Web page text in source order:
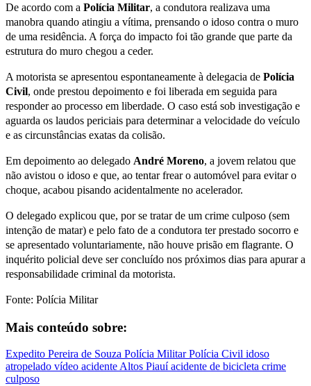
De acordo com a Polícia Militar, a condutora realizava uma
manobra quando atingiu a vítima, prensando o idoso contra o muro
de uma residência. A força do impacto foi tão grande que parte da
estrutura do muro chegou a ceder.
A motorista se apresentou espontaneamente à delegacia de Polícia
Civil, onde prestou depoimento e foi liberada em seguida para
responder ao processo em liberdade. O caso está sob investigação e
aguarda os laudos periciais para determinar a velocidade do veículo
e as circunstâncias exatas da colisão.
Em depoimento ao delegado André Moreno, a jovem relatou que
não avistou o idoso e que, ao tentar frear o automóvel para evitar o
choque, acabou pisando acidentalmente no acelerador.
O delegado explicou que, por se tratar de um crime culposo (sem
intenção de matar) e pelo fato de a condutora ter prestado socorro e
se apresentado voluntariamente, não houve prisão em flagrante. O
inquérito policial deve ser concluído nos próximos dias para apurar a
responsabilidade criminal da motorista.
Fonte: Polícia Militar
Mais conteúdo sobre:
Expedito Pereira de Souza Polícia MilitarPolícia Civil idoso
atropelado vídeo acidente Altos Piauíacidente de bicicleta crime
culposo